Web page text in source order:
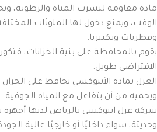
مادة مقاومة لتسرب المياه والرطوبة،
الوقت، ويمنع دخول لها الملوثات
وفطريات وبكتيريا.
يقوم بالمحافظة على بنية الخزانات،
الافتراضي طويل.
العزل بمادة الأيبوكسي يحافظ على
ويحميه من أن يتفاعل مع المياه الجوفية.
شركة عزل ايبوكسي بالرياض لديها
وحديثة، سواء داخليًا أو خارجيًا عالية